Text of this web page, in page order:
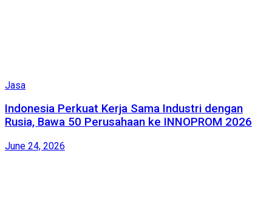
Jasa
Indonesia Perkuat Kerja Sama Industri dengan
Rusia, Bawa 50 Perusahaan ke INNOPROM 2026
June 24, 2026